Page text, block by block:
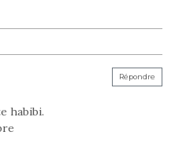
habibi.
Répondre